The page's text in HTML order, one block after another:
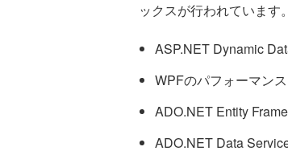
ックスが行われています
ASP.NET Dynamic
WPFのパフォーマン
ADO.NET Entity
ADO.NET Data